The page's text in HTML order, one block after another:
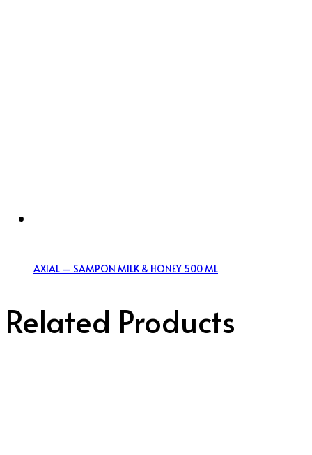
AXIAL – SAMPON MILK & HONEY 500 ML
Related Products